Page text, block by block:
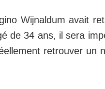
Wijnaldum avait
de 34 ans, il sera
retrouver un